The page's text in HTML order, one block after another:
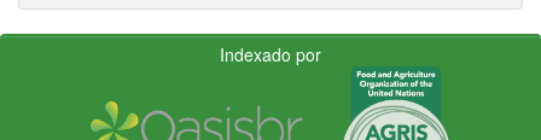
Indexado por